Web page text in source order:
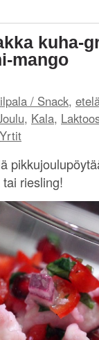
kuha-
mango
/ Snack,
, Kala,
Yrtit
riesling!